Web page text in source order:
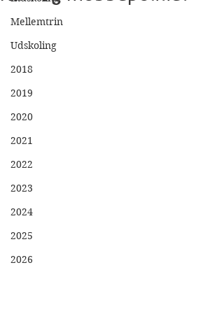
Mellemtrin
Udskoling
2018
2019
2020
2021
2022
2023
2024
2025
2026